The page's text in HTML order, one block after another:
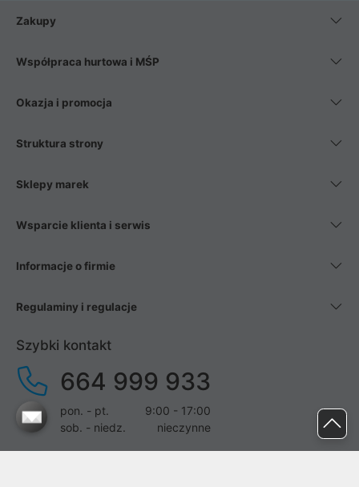
Zakupy
Współpraca hurtowa i MŚP
Okazja i promocja
Struktura strony
Sklepy marek
Wsparcie klienta i serwis
Informacje o firmie
Regulaminy i regulacje
Szybki kontakt
664 999 933
pon. - pt.
9:00 - 17:00
sob. - niedz.
nieczynne